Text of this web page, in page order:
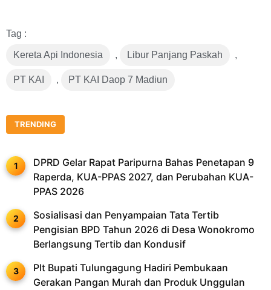
Tag :
Kereta Api Indonesia , Libur Panjang Paskah ,
PT KAI , PT KAI Daop 7 Madiun
TRENDING
DPRD Gelar Rapat Paripurna Bahas Penetapan 9
Raperda, KUA-PPAS 2027, dan Perubahan KUA-
PPAS 2026
Sosialisasi dan Penyampaian Tata Tertib
Pengisian BPD Tahun 2026 di Desa Wonokromo
Berlangsung Tertib dan Kondusif
Plt Bupati Tulungagung Hadiri Pembukaan
Gerakan Pangan Murah dan Produk Unggulan